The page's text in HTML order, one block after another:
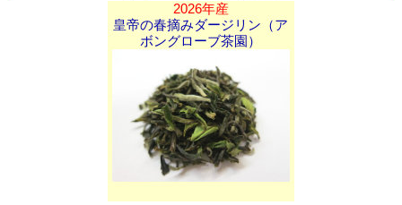
2026年産
皇帝の春摘みダージリン（ア
ボングローブ茶園）